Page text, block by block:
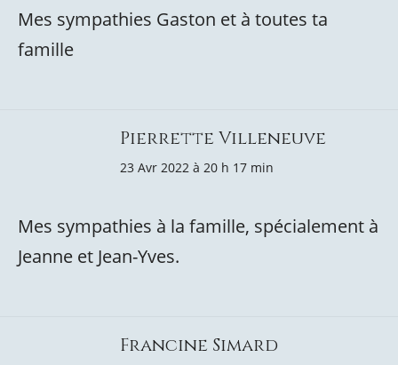
Mes sympathies Gaston et à toutes ta
famille
Pierrette Villeneuve
23 Avr 2022 à 20 h 17 min
Mes sympathies à la famille, spécialement à
Jeanne et Jean-Yves.
Francine Simard